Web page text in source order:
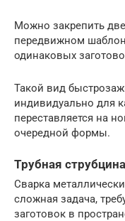
Можно закрепить
передвижном
одинаковых
Такой вид
индивидуально для
переставляется на
очередной формы.
Трубная струбцина
Сварка
сложная задача,
заготовок в